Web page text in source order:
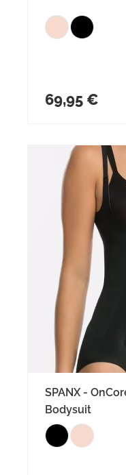
69,95 €
SPANX -
Bodysuit